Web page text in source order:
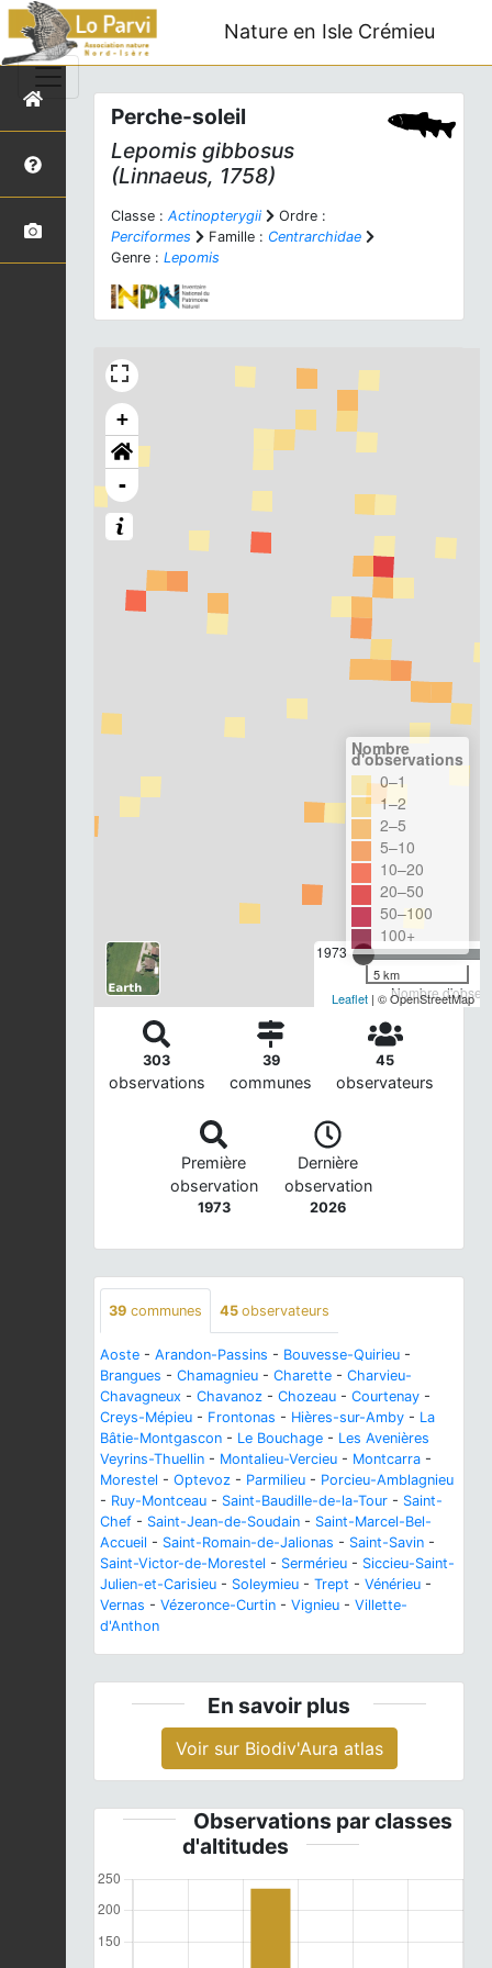
Nature en Isle Crémieu
Perche-soleil
Lepomis gibbosus
(Linnaeus, 1758)
Classe : Actinopterygii
Ordre :
Perciformes
Famille : Centrarchidae
Genre : Lepomis
+
-
1973
Nombre
Nombre
d'observations
0–1
1–2
2–5
5–10
10–20
20–50
50–100
100+
5 km
Leaflet | © OpenStreetMap
303
observations
39
communes
45
observateurs
Première
observation
1973
Dernière
observation
2026
39 communes 45 observateurs
Aoste - Arandon-Passins - Bouvesse-Quirieu -
Brangues - Chamagnieu - Charette - Charvieu-
Chavagneux - Chavanoz - Chozeau - Courtenay -
Creys-Mépieu - Frontonas - Hières-sur-Amby - La
Bâtie-Montgascon - Le Bouchage - Les Avenières
Veyrins-Thuellin - Montalieu-Vercieu - Montcarra -
Morestel - Optevoz - Parmilieu - Porcieu-Amblagnieu
- Ruy-Montceau - Saint-Baudille-de-la-Tour - Saint-
Chef - Saint-Jean-de-Soudain - Saint-Marcel-Bel-
Accueil - Saint-Romain-de-Jalionas - Saint-Savin -
Saint-Victor-de-Morestel - Sermérieu - Siccieu-Saint-
Julien-et-Carisieu - Soleymieu - Trept - Vénérieu -
Vernas - Vézeronce-Curtin - Vignieu - Villette-
d'Anthon
En savoir plus
Voir sur Biodiv'Aura atlas
Observations par classes
d'altitudes